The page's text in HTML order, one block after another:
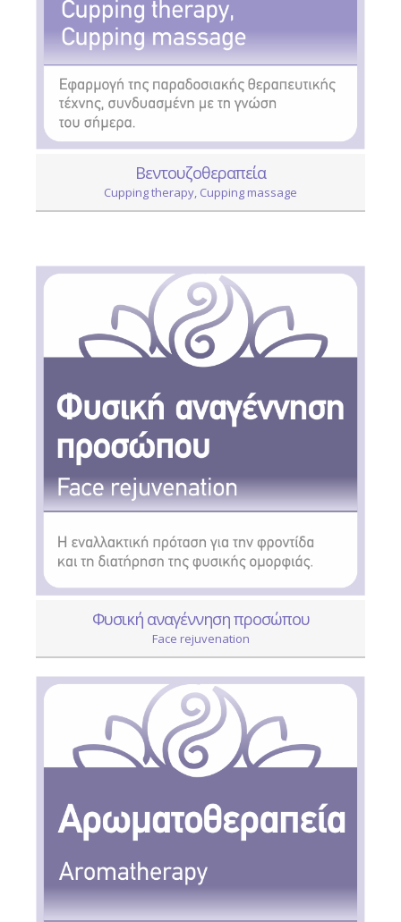
Βεντουζοθεραπεία
Cupping therapy, Cupping massage
Φυσική αναγέννηση προσώπου
Face rejuvenation